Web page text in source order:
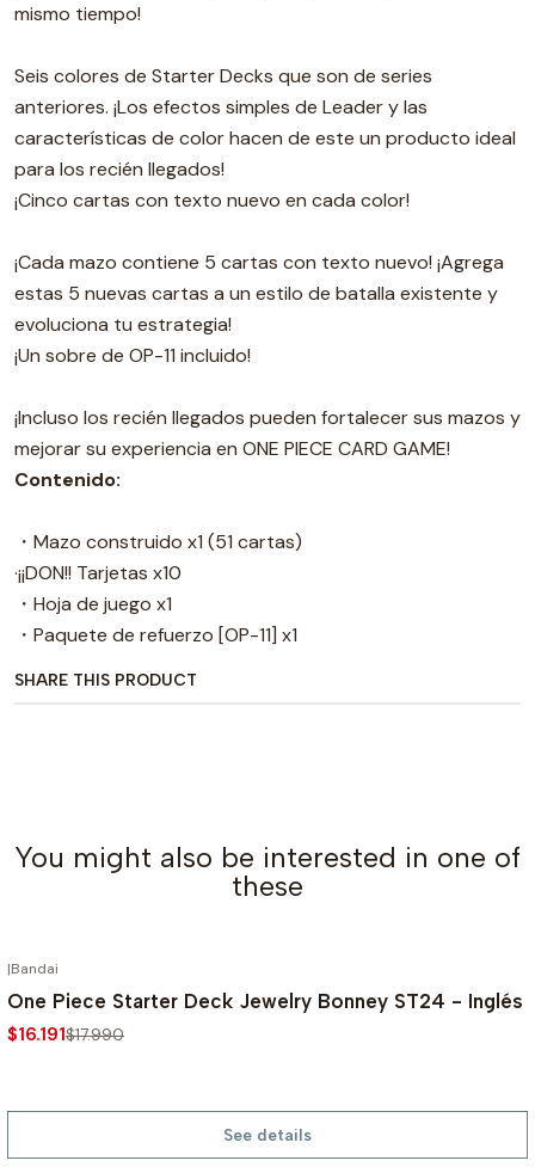
mismo tiempo!
Seis colores de Starter Decks que son de series
anteriores. ¡Los efectos simples de Leader y las
características de color hacen de este un producto ideal
para los recién llegados!
¡Cinco cartas con texto nuevo en cada color!
¡Cada mazo contiene 5 cartas con texto nuevo! ¡Agrega
estas 5 nuevas cartas a un estilo de batalla existente y
evoluciona tu estrategia!
¡Un sobre de OP-11 incluido!
¡Incluso los recién llegados pueden fortalecer sus mazos y
mejorar su experiencia en ONE PIECE CARD GAME!
Contenido:
・Mazo construido x1 (51 cartas)
·¡¡DON!! Tarjetas x10
・Hoja de juego x1
・Paquete de refuerzo [OP-11] x1
SHARE THIS PRODUCT
You might also be interested in one of
these
-10%
|Bandai
One Piece Starter Deck Jewelry Bonney ST24 - Inglés
$16.191$17.990
See details